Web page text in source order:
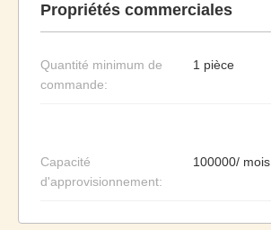
Propriétés commerciales
Quantité minimum de
commande:
1 pièce
Capacité
d'approvisionnement:
100000/ mois